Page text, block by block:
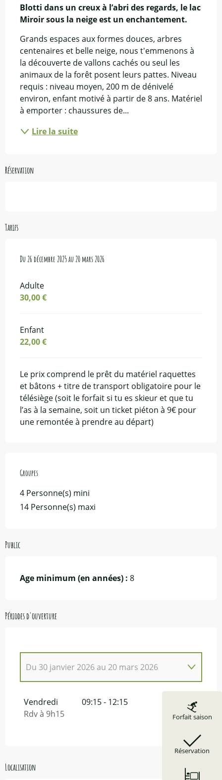
Forfait saison
Réservation
Blotti dans un creux à l’abri des regards, le lac
Miroir sous la neige est un enchantement.
Grands espaces aux formes douces, arbres
centenaires et belle neige, nous t'emmenons à
la découverte de vallons cachés ou seul les
animaux de la forêt posent leurs pattes. Niveau
requis : niveau moyen, 200 m de dénivelé
environ, enfant motivé à partir de 8 ans. Matériel
à emporter : chaussures de...
Lire la suite
Réservation
Tarifs
Du 26 décembre 2025au 20 mars 2026
Du 26 décembre 2025au 20 mars 2026
Adulte
30,00 €
Enfant
22,00 €
Le prix comprend le prêt du matériel raquettes
et bâtons + titre de transport obligatoire pour le
télésiège (soit le forfait si tu es skieur et que tu
l’as à la semaine, soit un ticket piéton à 9€ pour
une remontée à prendre au départ)
Groupes
Groupes
4 Personne(s) mini
14 Personne(s) maxi
Public
Age minimum (en années) : 8
Périodes d'ouverture
1 janvier 2026
Du 30 janvier 2026 au 20 mars 2026
Vendredi
09:15 - 12:15
Rdv à 9h15
Localisation